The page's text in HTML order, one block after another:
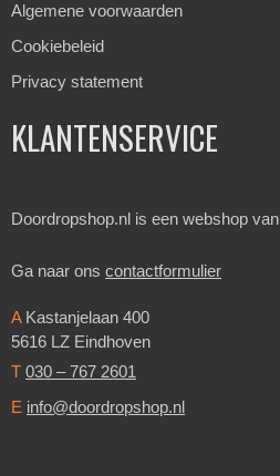
Algemene voorwaarden
Cookiebeleid
Privacy statement
KLANTENSERVICE
Doordropshop.nl is een webshop van
Ga naar ons contactformulier
AKastanjelaan 400
5616 LZ Eindhoven
T 030 – 767 2601
E info@doordropshop.nl